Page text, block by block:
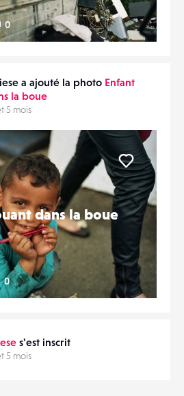
0
a ajouté la photo Enfant
la boue
5 mois
dans la boue
0
Liker
s'est inscrit
5 mois